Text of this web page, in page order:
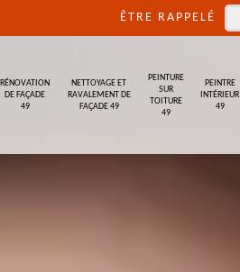
ÊTRE RAPPELÉ
RÉNOVATION
DE FAÇADE
49
NETTOYAGE ET
RAVALEMENT DE
FAÇADE 49
PEINTURE
SUR
TOITURE
49
PEINTRE
INTÉRIEUR
49